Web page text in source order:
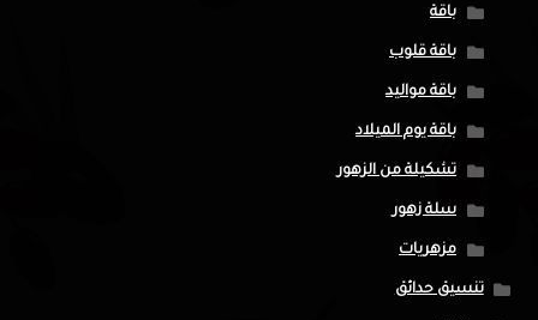
باقة
باقة قلوب
باقة مواليد
باقة يوم الميلاد
تشكيلة من الزهور
سلة زهور
مزهريات
تنسيق حدائق